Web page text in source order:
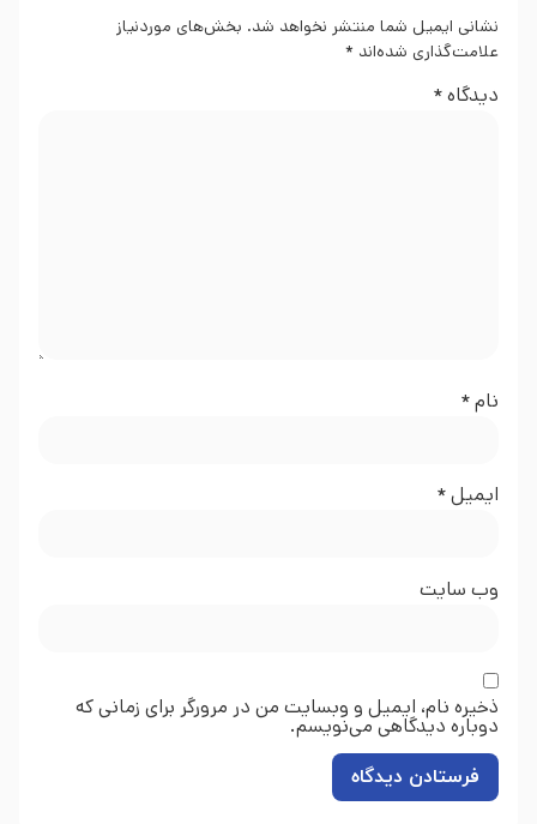
نشانی ایمیل شما منتشر نخواهد شد. بخش‌های موردنیاز
علامت‌گذاری شده‌اند *
دیدگاه*
نام*
ایمیل*
وب‌ سایت
ذخیره نام، ایمیل و وبسایت من در مرورگر برای زمانی که
دوباره دیدگاهی می‌نویسم.